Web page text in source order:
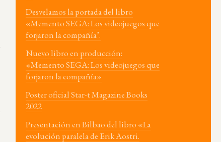
Desvelamos la portada del libro
«Memento SEGA: Los videojuegos que
forjaron la compañía’.
Nuevo libro en producción:
«Memento SEGA: Los videojuegos que
forjaron la compañía»
Poster oficial Star-t Magazine Books
2022
Presentación en Bilbao del libro «La
evolución paralela de Erik Aostri.